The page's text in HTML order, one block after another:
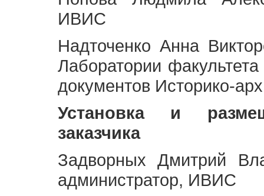
ИВИС
Надточенко Анна
Лаборатории
документов Историко-
Установка и
заказчика
Задворных Дмитрий
администратор, ИВИС